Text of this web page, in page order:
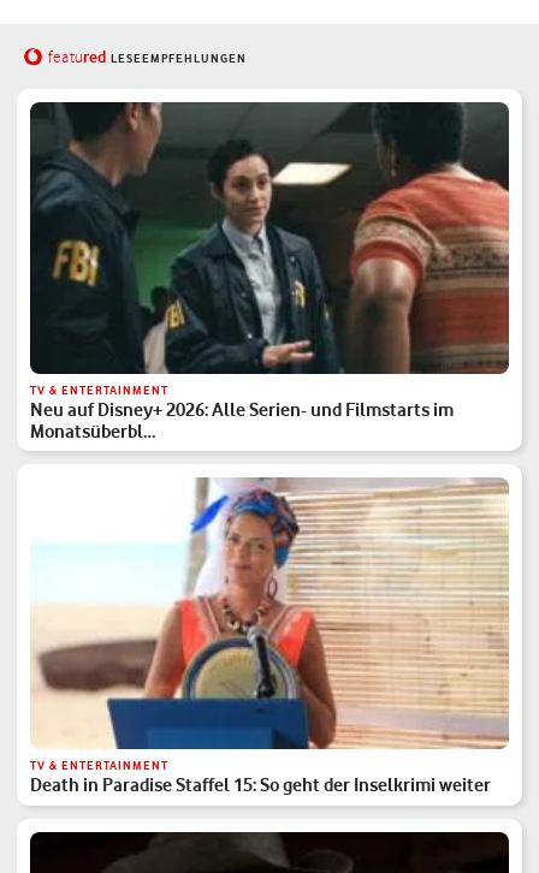
featured LESEEMPFEHLUNGEN
TV & ENTERTAINMENT
Neu auf Disney+ 2026: Alle Serien- und Filmstarts im
Monatsüberbl…
TV & ENTERTAINMENT
Death in Paradise Staffel 15: So geht der Inselkrimi weiter